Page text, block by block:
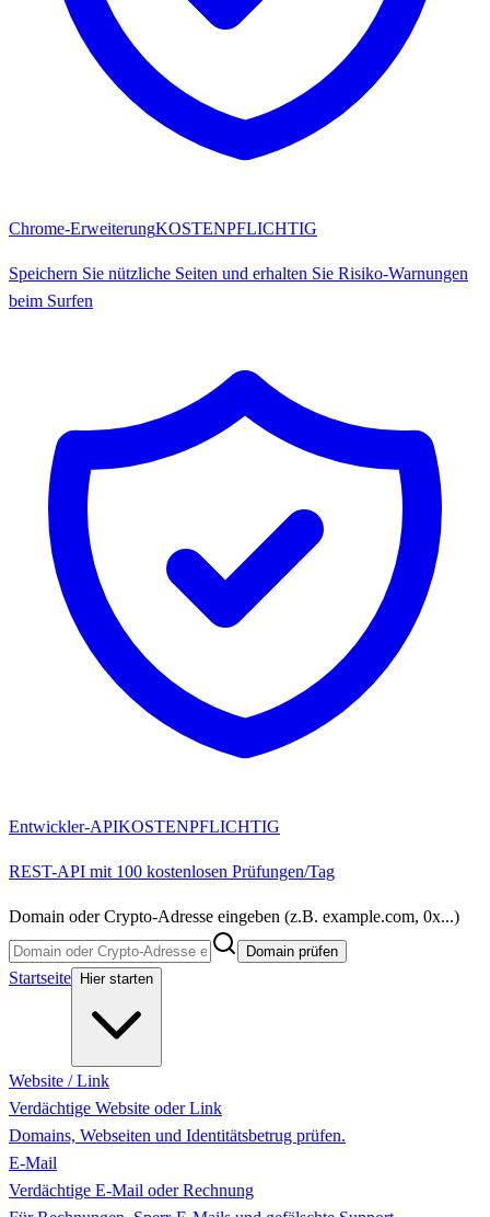
Chrome-ErweiterungKOSTENPFLICHTIG
Speichern Sie nützliche Seiten und erhalten Sie Risiko-Warnungen
beim Surfen
Entwickler-APIKOSTENPFLICHTIG
REST-API mit 100 kostenlosen Prüfungen/Tag
Domain oder Crypto-Adresse eingeben (z.B. example.com, 0x...)
Domain prüfen
Startseite Hier starten
Website / Link
Verdächtige Website oder Link
Domains, Webseiten und Identitätsbetrug prüfen.
E-Mail
Verdächtige E-Mail oder Rechnung